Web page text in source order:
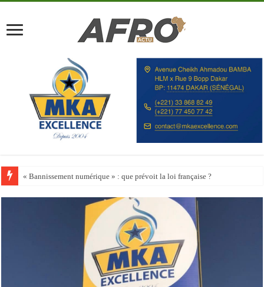
Happy City Index 2026 : aucune ville africaine parmi les 200 premières